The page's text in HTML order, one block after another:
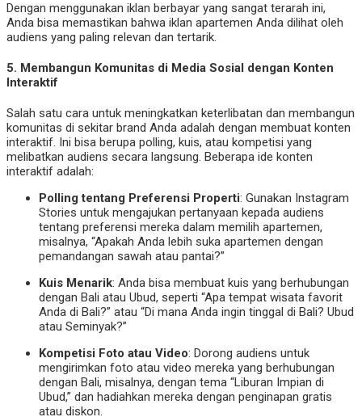
Dengan menggunakan iklan berbayar yang sangat terarah ini,
Anda bisa memastikan bahwa iklan apartemen Anda dilihat oleh
audiens yang paling relevan dan tertarik.
5. Membangun Komunitas di Media Sosial dengan Konten
Interaktif
Salah satu cara untuk meningkatkan keterlibatan dan membangun
komunitas di sekitar brand Anda adalah dengan membuat konten
interaktif. Ini bisa berupa polling, kuis, atau kompetisi yang
melibatkan audiens secara langsung. Beberapa ide konten
interaktif adalah:
Polling tentang Preferensi Properti: Gunakan Instagram
Stories untuk mengajukan pertanyaan kepada audiens
tentang preferensi mereka dalam memilih apartemen,
misalnya, “Apakah Anda lebih suka apartemen dengan
pemandangan sawah atau pantai?”
Kuis Menarik: Anda bisa membuat kuis yang berhubungan
dengan Bali atau Ubud, seperti “Apa tempat wisata favorit
Anda di Bali?” atau “Di mana Anda ingin tinggal di Bali? Ubud
atau Seminyak?”
Kompetisi Foto atau Video: Dorong audiens untuk
mengirimkan foto atau video mereka yang berhubungan
dengan Bali, misalnya, dengan tema “Liburan Impian di
Ubud,” dan hadiahkan mereka dengan penginapan gratis
atau diskon.